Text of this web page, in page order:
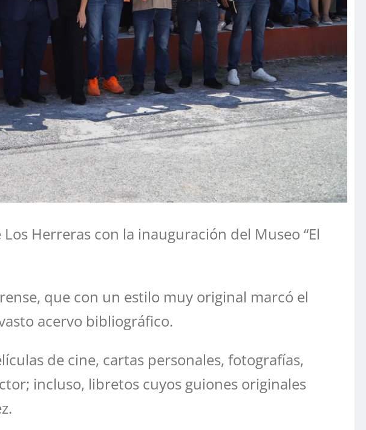
Herreras con la inauguración del Museo “El
que con un estilo muy original marcó el
acervo bibliográfico.
de cine, cartas personales, fotografías,
incluso, libretos cuyos guiones originales